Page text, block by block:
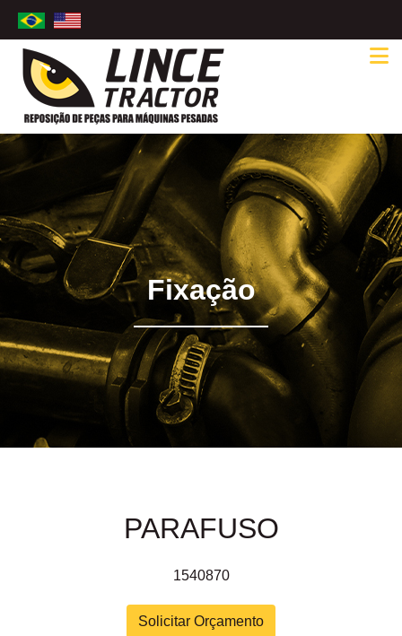
Fixação
PARAFUSO
1540870
Solicitar Orçamento